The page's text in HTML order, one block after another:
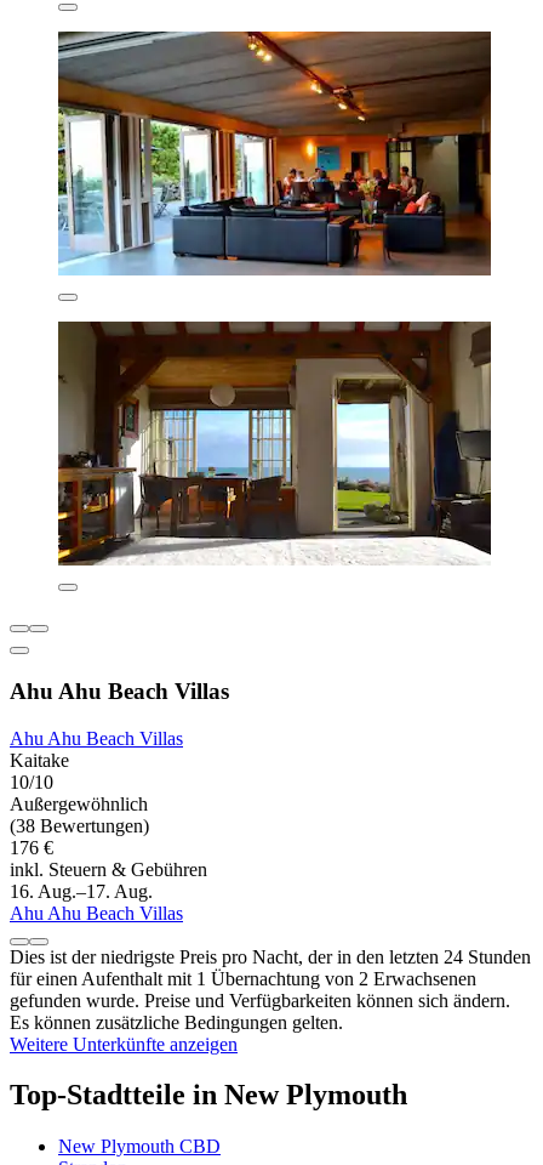
Ahu Ahu Beach Villas
Ahu Ahu Beach Villas
Kaitake
10/10
Außergewöhnlich
(38 Bewertungen)
176 €
inkl. Steuern & Gebühren
16. Aug.–17. Aug.
Ahu Ahu Beach Villas
Dies ist der niedrigste Preis pro Nacht, der in den letzten 24 Stunden
für einen Aufenthalt mit 1 Übernachtung von 2 Erwachsenen
gefunden wurde. Preise und Verfügbarkeiten können sich ändern.
Es können zusätzliche Bedingungen gelten.
Weitere Unterkünfte anzeigen
Top-Stadtteile in New Plymouth
New Plymouth CBD